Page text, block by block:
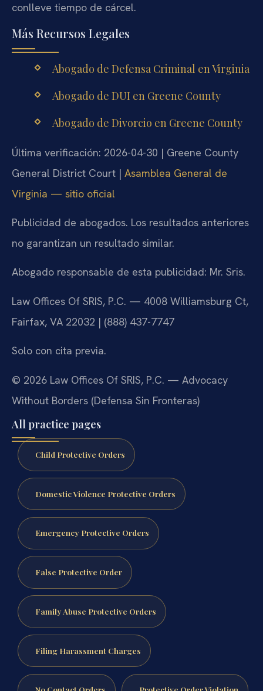
conlleve tiempo de cárcel.
Más Recursos Legales
Abogado de Defensa Criminal en Virginia
Abogado de DUI en Greene County
Abogado de Divorcio en Greene County
Última verificación: 2026-04-30 | Greene County
General District Court | Asamblea General de
Virginia — sitio oficial
Publicidad de abogados. Los resultados anteriores
no garantizan un resultado similar.
Abogado responsable de esta publicidad: Mr. Sris.
Law Offices Of SRIS, P.C. — 4008 Williamsburg Ct,
Fairfax, VA 22032 | (888) 437-7747
Solo con cita previa.
© 2026 Law Offices Of SRIS, P.C. — Advocacy
Without Borders (Defensa Sin Fronteras)
All practice pages
Child Protective Orders
Domestic Violence Protective Orders
Emergency Protective Orders
False Protective Order
Family Abuse Protective Orders
Filing Harassment Charges